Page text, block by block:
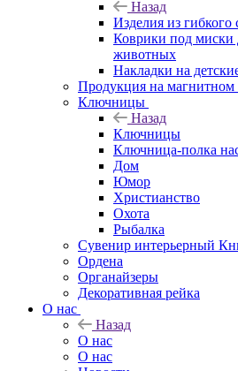
Назад
Изделия из гибкого
Коврики под миски
животных
Накладки на
Продукция на магнитном
Ключницы
Назад
Ключницы
Ключница-полка
Дом
Юмор
Христианство
Охота
Рыбалка
Сувенир интерьерный
Ордена
Органайзеры
Декоративная рейка
О нас
Назад
О нас
О нас